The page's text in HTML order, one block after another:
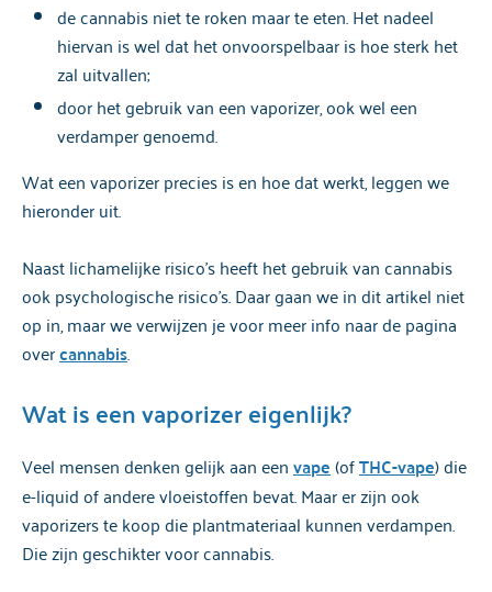
de cannabis niet te roken maar te eten. Het nadeel
hiervan is wel dat het onvoorspelbaar is hoe sterk het
zal uitvallen;
door het gebruik van een vaporizer, ook wel een
verdamper genoemd.
Wat een vaporizer precies is en hoe dat werkt, leggen we
hieronder uit.
Naast lichamelijke risico’s heeft het gebruik van cannabis
ook psychologische risico’s. Daar gaan we in dit artikel niet
op in, maar we verwijzen je voor meer info naar de pagina
overcannabis.
Wat is een vaporizer eigenlijk?
Veel mensen denken gelijk aan eenvape(ofTHC-vape) die
e-liquid of andere vloeistoffen bevat. Maar er zijn ook
vaporizers te koop die plantmateriaal kunnen verdampen.
Die zijn geschikter voor cannabis.